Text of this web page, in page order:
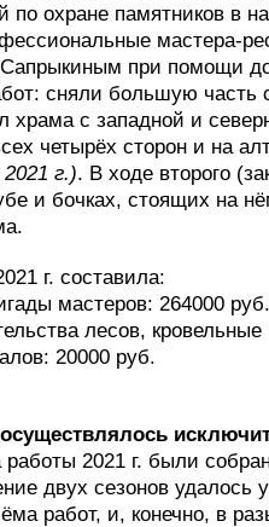
по охране памятников в
мастера-
при помощи
сняли большую часть
храма с западной и
четырёх сторон и на
г.). В ходе второго
и бочках, стоящих на
г. составила:
мастеров: 264000 руб.
лесов,
20000 руб.
работы 2021 г. были
двух сезонов удалось
работ, и, конечно, в